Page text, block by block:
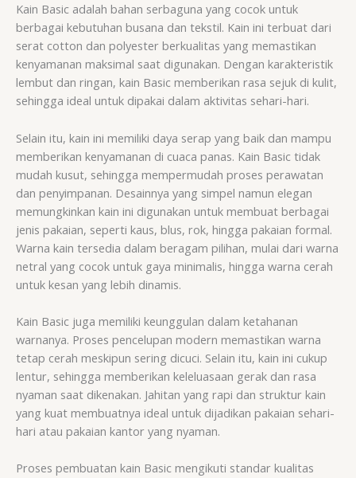
Kain Basic adalah bahan serbaguna yang cocok untuk
berbagai kebutuhan busana dan tekstil. Kain ini terbuat dari
serat cotton dan polyester berkualitas yang memastikan
kenyamanan maksimal saat digunakan. Dengan karakteristik
lembut dan ringan, kain Basic memberikan rasa sejuk di kulit,
sehingga ideal untuk dipakai dalam aktivitas sehari-hari.
Selain itu, kain ini memiliki daya serap yang baik dan mampu
memberikan kenyamanan di cuaca panas. Kain Basic tidak
mudah kusut, sehingga mempermudah proses perawatan
dan penyimpanan. Desainnya yang simpel namun elegan
memungkinkan kain ini digunakan untuk membuat berbagai
jenis pakaian, seperti kaus, blus, rok, hingga pakaian formal.
Warna kain tersedia dalam beragam pilihan, mulai dari warna
netral yang cocok untuk gaya minimalis, hingga warna cerah
untuk kesan yang lebih dinamis.
Kain Basic juga memiliki keunggulan dalam ketahanan
warnanya. Proses pencelupan modern memastikan warna
tetap cerah meskipun sering dicuci. Selain itu, kain ini cukup
lentur, sehingga memberikan keleluasaan gerak dan rasa
nyaman saat dikenakan. Jahitan yang rapi dan struktur kain
yang kuat membuatnya ideal untuk dijadikan pakaian sehari-
hari atau pakaian kantor yang nyaman.
Proses pembuatan kain Basic mengikuti standar kualitas